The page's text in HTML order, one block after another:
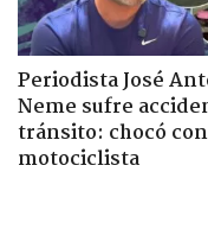
Periodista José
Neme sufre
tránsito: chocó con
motociclista